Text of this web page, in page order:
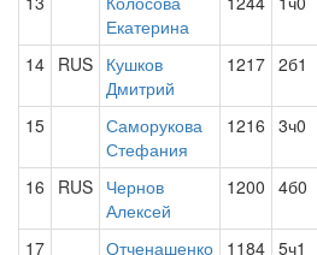
Екатерина
14 RUS Кушков
Дмитрий
1217 2б1
15
Саморукова
Стефания
1216 3ч0
16 RUS Чернов
Алексей
1200 4б0
17
Отченашенко 1184 5ч1